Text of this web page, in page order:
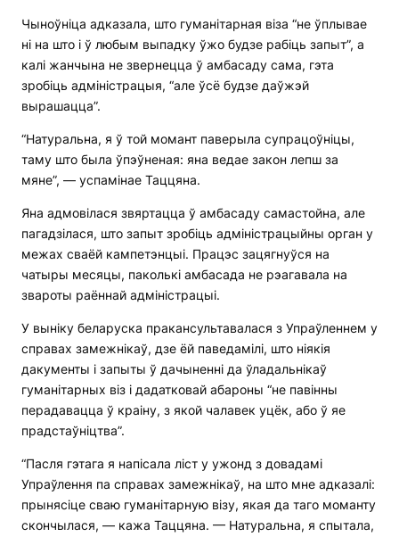
Чыноўніца адказала, што гуманітарная віза “не ўплывае
ні на што і ў любым выпадку ўжо будзе рабіць запыт”, а
калі жанчына не звернецца ў амбасаду сама, гэта
зробіць адміністрацыя, “але ўсё будзе даўжэй
вырашацца”.
“Натуральна, я ў той момант паверыла супрацоўніцы,
таму што была ўпэўненая: яна ведае закон лепш за
мяне”, — успамінае Таццяна.
Яна адмовілася звяртацца ў амбасаду самастойна, але
пагадзілася, што запыт зробіць адміністрацыйны орган у
межах сваёй кампетэнцыі. Працэс зацягнуўся на
чатыры месяцы, паколькі амбасада не рэагавала на
звароты раённай адміністрацыі.
У выніку беларуска пракансультавалася з Упраўленнем у
справах замежнікаў, дзе ёй паведамілі, што ніякія
дакументы і запыты ў дачыненні да ўладальнікаў
гуманітарных віз і дадатковай абароны “не павінны
перадавацца ў краіну, з якой чалавек уцёк, або ў яе
прадстаўніцтва”.
“Пасля гэтага я напісала ліст у ужонд з довадамі
Упраўлення па справах замежнікаў, на што мне адказалі:
прынясіце сваю гуманітарную візу, якая да таго моманту
скончылася, — кажа Таццяна. — Натуральна, я спытала,